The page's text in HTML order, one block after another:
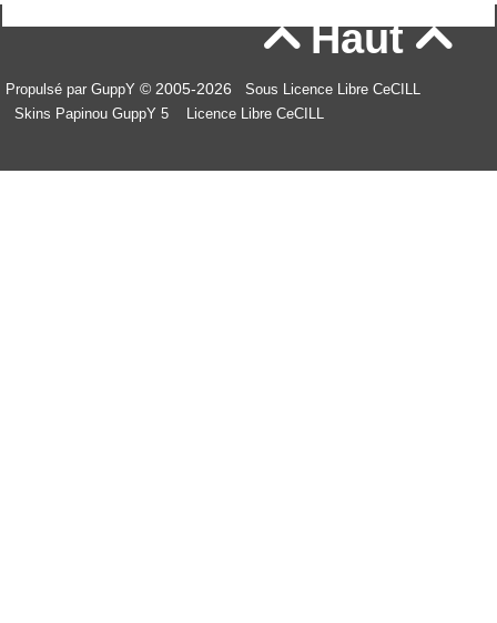
Haut
Propulsé par GuppY © 2005-2026
Sous Licence Libre CeCILL
Skins Papinou GuppY 5
Licence Libre CeCILL